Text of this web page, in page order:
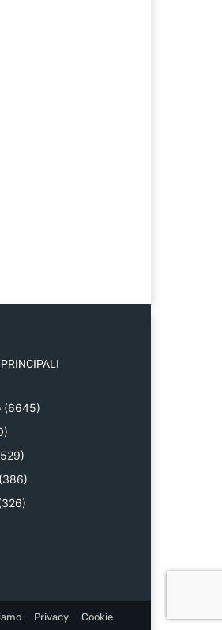
(6645)
(386)
Privacy Cookie